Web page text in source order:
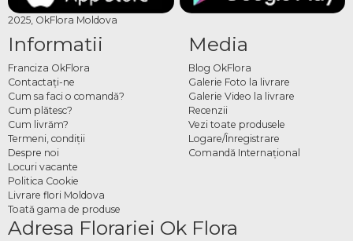
2025, OkFlora Moldova
Informatii
Franciza OkFlora
Contactaţi-ne
Cum sa faci o comandă?
Cum plătesc?
Cum livrăm?
Termeni, condiţii
Despre noi
Locuri vacante
Politica Cookie
Livrare flori Moldova
Toată gama de produse
Media
Blog OkFlora
Galerie Foto la livrare
Galerie Video la livrare
Recenzii
Vezi toate produsele
Logare/Înregistrare
Comandă Internațional
Adresa Florariei Ok Flora